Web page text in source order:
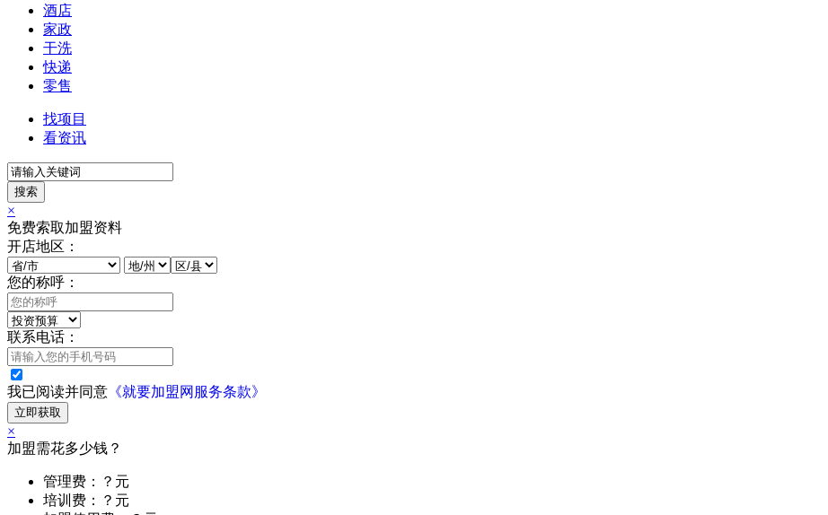
酒店
家政
干洗
快递
零售
找项目
看资讯
搜索
×
免费索取加盟资料
开店地区：
您的称呼：
联系电话：
我已阅读并同意 《就要加盟网服务条款》
立即获取
×
加盟需花多少钱？
管理费：？元
培训费：？元